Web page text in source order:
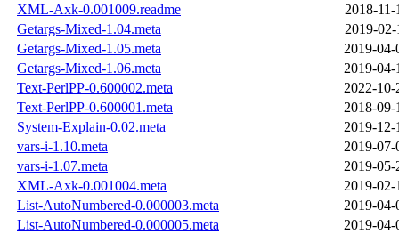
XML-Axk-0.001009.readme
2018-
Getargs-Mixed-1.04.meta
2019-
Getargs-Mixed-1.05.meta
2019-04-
Getargs-Mixed-1.06.meta
2019-04-
Text-PerlPP-0.600002.meta
2022-10-
Text-PerlPP-0.600001.meta
2018-09-
System-Explain-0.02.meta
2019-12-
vars-i-1.10.meta
2019-07-
vars-i-1.07.meta
2019-05-
XML-Axk-0.001004.meta
2019-02-
List-AutoNumbered-0.000003.meta
2019-04-
List-AutoNumbered-0.000005.meta
2019-04-